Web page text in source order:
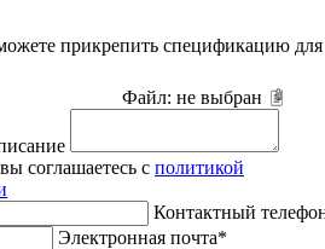
прикрепить спецификацию для
Файл: не выбран
соглашаетесь с политикой
Контактный
Электронная почта*